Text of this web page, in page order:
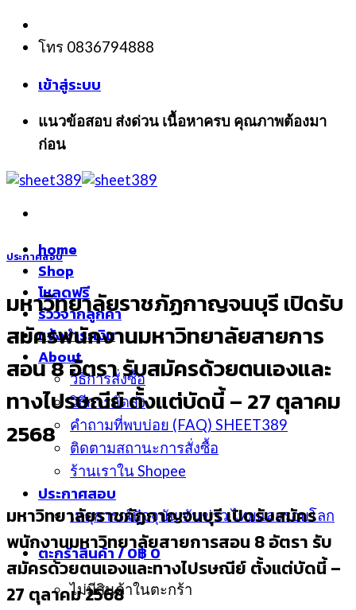
Skip
content
โทร 0836794888
เข้าสู่ระบบ
แนวข้อสอบ ส่งด่วน เนื้อหาครบ คุณภาพต้องมา
ก่อน
home
Shop
โหลดฟรี
รีวิวจากลูกค้า
แจ้งชำระเงิน
About
วิธีการสั่งซื้อ
วิธีการจัดส่ง
คำถามที่พบบ่อย (FAQ) SHEET389
ติดตามสถานะการสั่งซื้อ
ร้านเราใน Shopee
ประกาศสอบ
เหตุการณ์ปัจจุบัน ทันข่าว ไทยและรอบโลก
ตะกร้าสินค้า /0฿0
ไม่มีสินค้าในตะกร้า
ประกาศสอบ
มหาวิทยาลัยราชภัฏกาญจนบุรี เปิดรับ
สมัครพนักงานมหาวิทยาลัยสายการ
สอน 8 อัตรา รับสมัครด้วยตนเองและ
ทางไปรษณีย์ ตั้งแต่บัดนี้ – 27 ตุลาคม
2568
มหาวิทยาลัยราชภัฏกาญจนบุรี เปิดรับสมัคร
พนักงานมหาวิทยาลัยสายการสอน 8 อัตรา รับ
สมัครด้วยตนเองและทางไปรษณีย์ ตั้งแต่บัดนี้ –
27 ตุลาคม 2568